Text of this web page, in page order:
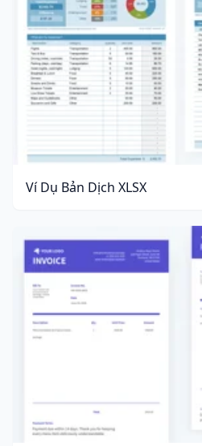
Ví Dụ Bản Dịch XLSX